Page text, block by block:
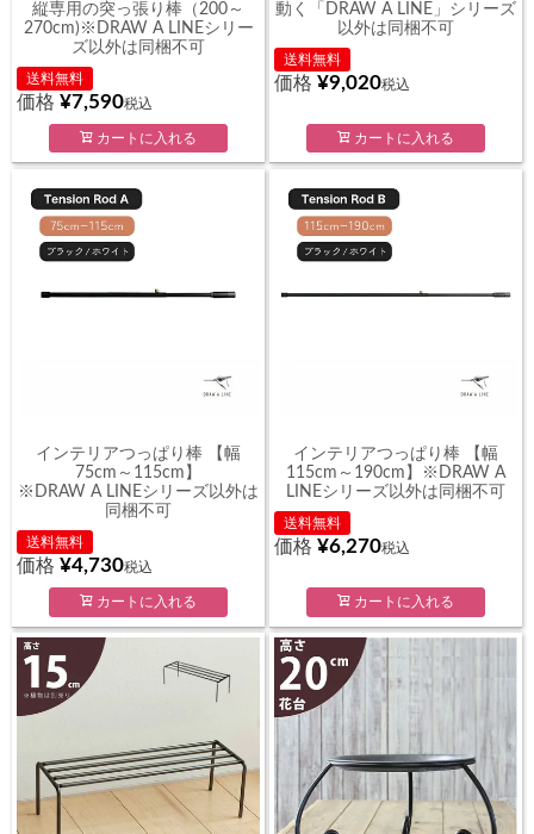
縦専用の突っ張り棒（200～
270cm)※DRAW A LINEシリー
ズ以外は同梱不可
送料無料
価格 ¥7,590税込
カートに入れる
動く「DRAW A LINE」シリーズ
以外は同梱不可
送料無料
価格 ¥9,020税込
カートに入れる
インテリアつっぱり棒 【幅
75cm～115cm】
※DRAW A LINEシリーズ以外は
同梱不可
送料無料
価格 ¥4,730税込
カートに入れる
インテリアつっぱり棒 【幅
115cm～190cm】※DRAW A
LINEシリーズ以外は同梱不可
送料無料
価格 ¥6,270税込
カートに入れる